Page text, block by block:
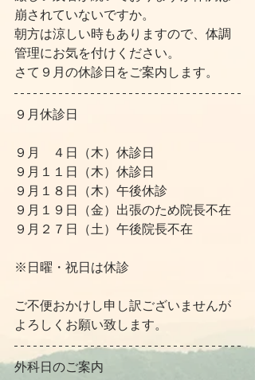
崩されていないですか。
朝方は涼しい時もありますので、体調
管理にお気を付けください。
さて９月の休診日をご案内します。
９月休診日
９月　４日（木）休診日
９月１１日（木）休診日
９月１８日（木）午後休診
９月１９日（金）出張のため院長不在
９月２７日（土）午後院長不在
※日曜・祝日は休診
ご不便おかけし申し訳ございませんが
よろしくお願い致します。
外科日のご案内